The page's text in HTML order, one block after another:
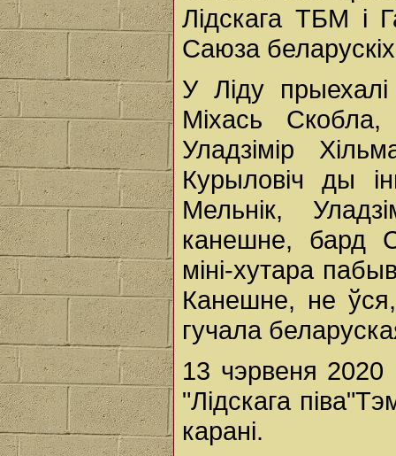
Лідскага ТБМ і
Саюза
У Ліду
Міхась
Уладзімір
Курыловіч ды
Мельнік,
канешне, бард
міні-хутара
Канешне, не ўся,
гучала
13 чэрвеня
"Лідскага
карані.